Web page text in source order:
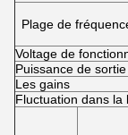
Plage de
Voltage de
Puissance de
Les gains
Fluctuation dans la